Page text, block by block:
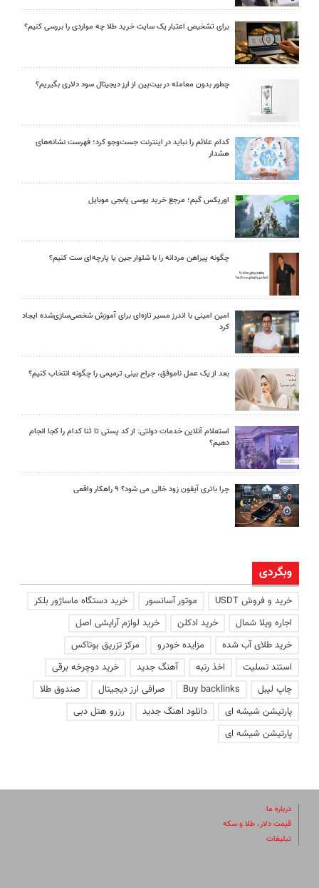
برای تشخیص اعتبار یک سایت خرید طلا چه مواردی را بررسی کنیم؟
چطور بدون معامله در بیت‌پین از ارز دیجیتال سود دلاری بگیریم؟
کدام علائم را نباید در اینترنت جست‌وجو کرد؛ فهرست نشانه‌های
هشدار
اوریکس گیم؛ مرجع خرید یوسی پابجی موبایل
چگونه پیراهن مردانه را با شلوار جین یا پارچه‌ای ست کنیم؟
امین امینی با اندرز مسیر تازه‌ای برای آموزش شخصی‌سازی‌شده ایجاد
کرد
بعد از یک عمل ناموفق، جراح بینی ترمیمی را چگونه انتخاب کنیم؟
استعلام آنلاین خدمات دولتی: از کد پستی تا ثنا کدام را کجا انجام
دهیم؟
چرا باتری آیفون زود خالی می شود؟ ۹ راهکار واقعی
وبگردی
خرید و فروش USDT موتور آسانسور
خرید دستگاه ماساژور بلکر
اجاره ویلا شمال
خرید ادکلن
خرید لوازم آرایشی اصل
خرید طلای آب شده
مزایده خودرو
مرکز تزریق بوتاکس
استند تسلیت
اخذ رتبه آهنگ جدید
خرید دوچرخه برقی
چاپ لیبل
Buy backlinks صرافی ارز دیجیتال
صندوق طلا
پارتیشن شیشه ای
دانلود اهنگ جدید
رزرو هتل دبی
پارتیشن شیشه ای
درباره ما
قیمت دلار، طلا و سکه
تبلیغات